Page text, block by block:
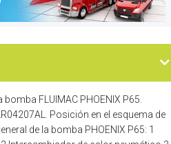
FLUIMAC PHOENIX P65.
Posición en el esquema de
de la bomba PHOENIX P65: 1